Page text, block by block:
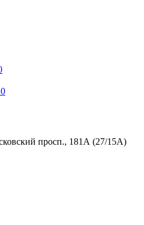
0
просп., 181А (27/15А)